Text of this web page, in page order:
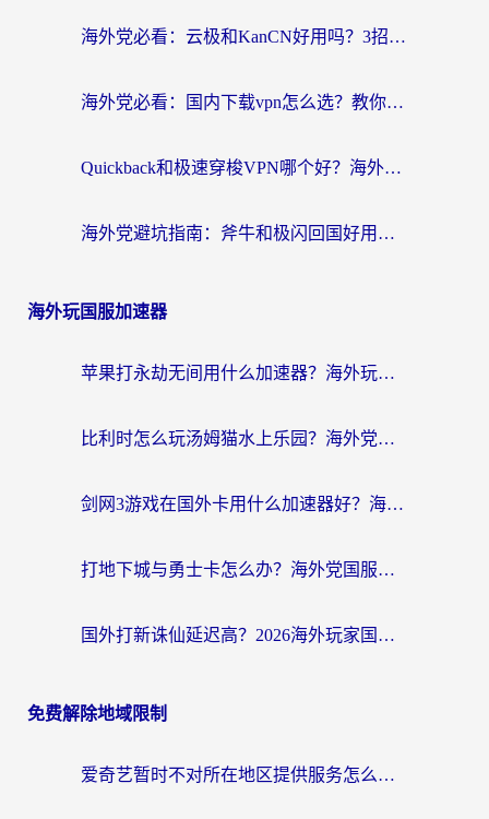
海外党必看：云极和KanCN好用吗？3招教你选对回国加速器（附免费VPN避坑指南）
海外党必看：国内下载vpn怎么选？教你无缝访问国内资源的实用指南
Quickback和极速穿梭VPN哪个好？海外党亲测3招选对回国加速器，看这篇就够了
海外党避坑指南：斧牛和极闪回国好用吗？选对加速器才能无缝刷剧玩游戏
海外玩国服加速器
苹果打永劫无间用什么加速器？海外玩家亲测有效的国服游戏加速指南
比利时怎么玩汤姆猫水上乐园？海外党国服游戏加速终极指南（附无畏契约食之契约解决办法）
剑网3游戏在国外卡用什么加速器好？海外党亲测有效的国服游戏加速指南
打地下城与勇士卡怎么办？海外党国服游戏加速终极指南（附北美欧洲实测）
国外打新诛仙延迟高？2026海外玩家国服游戏加速器终极指南（附天龙八部闪耀暖暖实测）
免费解除地域限制
爱奇艺暂时不对所在地区提供服务怎么办？海外党亲测有效的追剧解决方案